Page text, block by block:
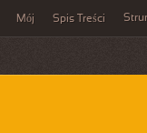
Mój Spis Treści